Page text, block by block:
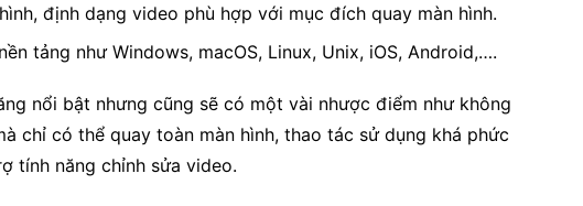
định dạng video phù hợp với mục đích quay màn hình.
tảng như Windows, macOS, Linux, Unix, iOS, Android,….
nổi bật nhưng cũng sẽ có một vài nhược điểm như không
chỉ có thể quay toàn màn hình, thao tác sử dụng khá phức
tính năng chỉnh sửa video.